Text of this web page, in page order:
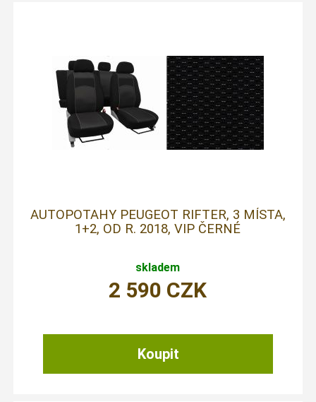
AUTOPOTAHY PEUGEOT RIFTER, 3 MÍSTA,
1+2, OD R. 2018, VIP ČERNÉ
skladem
2 590 CZK